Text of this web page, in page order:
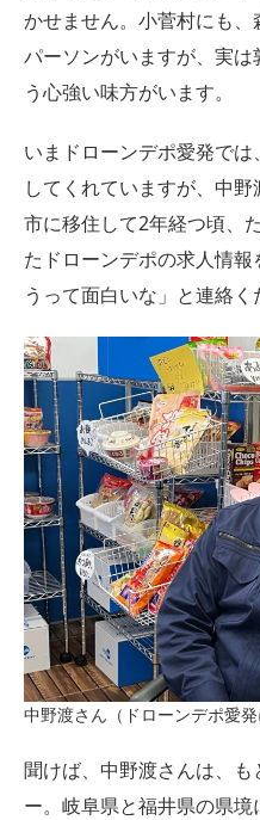
かせません。小菅村にも
パーソンがいますが、実
う心強い味方がいます。
いまドローンデポ愛発で
してくれていますが、中
市に移住して2年経つ頃、
たドローンデポの求人情
うって面白いな」と連絡く
中野渡さん（ドローンデポ愛発
聞けば、中野渡さんは、
ー。岐阜県と福井県の県